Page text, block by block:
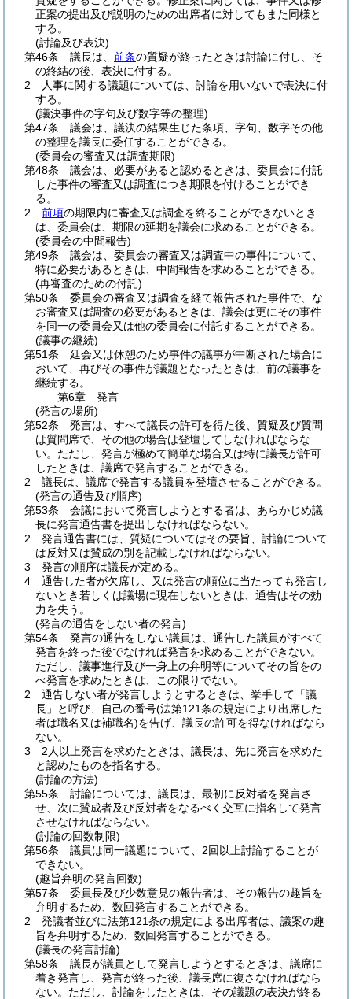
正案の提出及び説明のための出席者に対してもまた同様と
する。
(討論及び表決)
第46条
議長は、 前条の質疑が終ったときは討論に付し、そ
の終結の後、表決に付する。
2
人事に関する議題については、討論を用いないで表決に付
する。
(議決事件の字句及び数字等の整理)
第47条
議会は、議決の結果生じた条項、字句、数字その他
の整理を議長に委任することができる。
(委員会の審査又は調査期限)
第48条
議会は、必要があると認めるときは、委員会に付託
した事件の審査又は調査につき期限を付けることができ
る。
2
前項の期限内に審査又は調査を終ることができないとき
は、委員会は、期限の延期を議会に求めることができる。
(委員会の中間報告)
第49条
議会は、委員会の審査又は調査中の事件について、
特に必要があるときは、中間報告を求めることができる。
(再審査のための付託)
第50条
委員会の審査又は調査を経て報告された事件で、な
お審査又は調査の必要があるときは、議会は更にその事件
を同一の委員会又は他の委員会に付託することができる。
(議事の継続)
第51条
延会又は休憩のため事件の議事が中断された場合に
おいて、再びその事件が議題となったときは、前の議事を
継続する。
第6章
発言
(発言の場所)
第52条
発言は、すべて議長の許可を得た後、質疑及び質問
は質問席で、その他の場合は登壇してしなければならな
い。 ただし、発言が極めて簡単な場合又は特に議長が許可
したときは、議席で発言することができる。
2
議長は、議席で発言する議員を登壇させることができる。
(発言の通告及び順序)
第53条
会議において発言しようとする者は、あらかじめ議
長に発言通告書を提出しなければならない。
2
発言通告書には、質疑についてはその要旨、討論について
は反対又は賛成の別を記載しなければならない。
3
発言の順序は議長が定める。
4
通告した者が欠席し、又は発言の順位に当たっても発言し
ないとき若しくは議場に現在しないときは、通告はその効
力を失う。
(発言の通告をしない者の発言)
第54条
発言の通告をしない議員は、通告した議員がすべて
発言を終った後でなければ発言を求めることができない。
ただし、議事進行及び一身上の弁明等についてその旨をの
べ発言を求めたときは、この限りでない。
2
通告しない者が発言しようとするときは、挙手して「議
長」と呼び、自己の番号(法第121条の規定により出席した
者は職名又は補職名)を告げ、議長の許可を得なければなら
ない。
3
2人以上発言を求めたときは、議長は、先に発言を求めた
と認めたものを指名する。
(討論の方法)
第55条
討論については、議長は、最初に反対者を発言さ
せ、次に賛成者及び反対者をなるべく交互に指名して発言
させなければならない。
(討論の回数制限)
第56条
議員は同一議題について、2回以上討論することが
できない。
(趣旨弁明の発言回数)
第57条
委員長及び少数意見の報告者は、その報告の趣旨を
弁明するため、数回発言することができる。
2
発議者並びに法第121条の規定による出席者は、議案の趣
旨を弁明するため、数回発言することができる。
(議長の発言討論)
第58条
議長が議員として発言しようとするときは、議席に
着き発言し、発言が終った後、議長席に復さなければなら
ない。 ただし、討論をしたときは、その議題の表決が終る